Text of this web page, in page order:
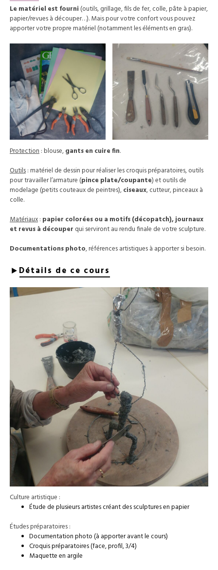
Le matériel est fourni (outils, grillage, fils de fer, colle, pâte à papier,
papier/revues à découper…). Mais pour votre confort vous pouvez
apporter votre propre matériel (notamment les éléments en gras).
Protection: blouse,gants en cuire fin.
Outils: matériel de dessin pour réaliser les croquis préparatoires, outils
pour travailler l’armature (pince plate/coupante) et outils de
modelage (petits couteaux de peintres),ciseaux, cutteur, pinceaux à
colle.
Matériaux: papier colorées ou a motifs (décopatch), journaux
et revus à découper qui serviront au rendu finale de votre sculpture.
Documentations photo, références artistiques à apporter si besoin.
Détails de ce cours
Culture artistique :
Étude de plusieurs artistes créant des sculptures en papier
Études préparatoires :
Documentation photo (à apporter avant le cours)
Croquis préparatoires (face, profil, 3/4)
Maquette en argile